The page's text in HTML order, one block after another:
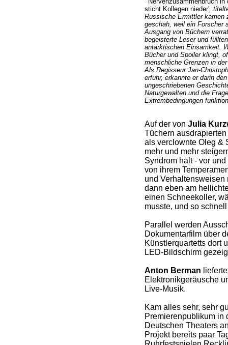
sticht Kollegen nieder',
Russische Ermittler kamen
geschah, weil ein Forscher
Ausgang von Büchern
begeisterte Leser und
antarktischen Einsamkeit.
Bücher und Spoiler klingt,
menschliche Grenzen in
Als Regisseur Jan-
erfuhr, erkannte er darin
ungeschriebenen
Naturgewalten und die
Extrembedingungen
Auf der von Julia
Tüchern
als verclownte Oleg &
mehr und mehr
Syndrom halt - vor
von ihrem
und
dann eben am
einen Schneekoller,
musste, und so
Parallel werden
Dokumentarfilm über
Künstlerquartetts dort
LED-Bildschirm
Anton Berman
Elektronikgeräusche
Live-Musik.
Kam alles sehr, sehr
Premierenpublikum in
Deutschen Theaters
Projekt bereits paar